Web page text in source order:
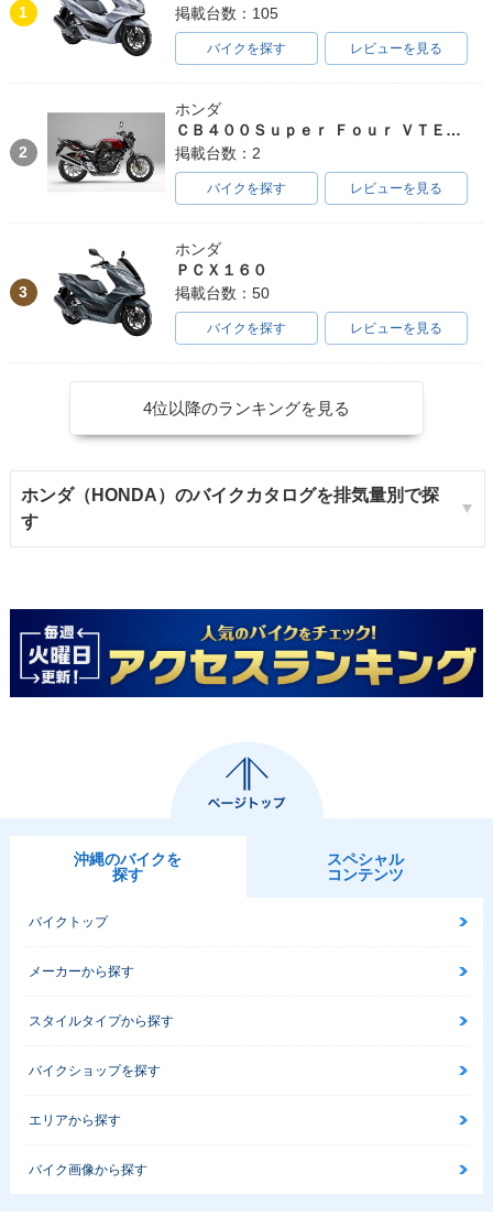
1
掲載台数：105
バイクを探す レビューを見る
2
ホンダ
ＣＢ４００Ｓｕｐｅｒ Ｆｏｕｒ ＶＴＥＣ ＳＰＥＣ３
掲載台数：2
バイクを探す レビューを見る
3
ホンダ
ＰＣＸ１６０
掲載台数：50
バイクを探す レビューを見る
4位以降のランキングを見る
ホンダ（HONDA）のバイクカタログを排気量別で探
す
沖縄のバイクを
探す
スペシャル
コンテンツ
バイクトップ
メーカーから探す
スタイルタイプから探す
バイクショップを探す
エリアから探す
バイク画像から探す